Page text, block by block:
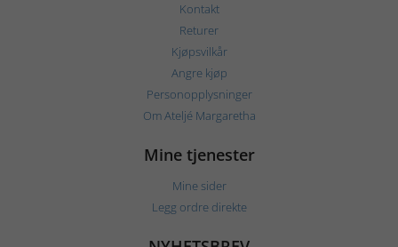
Kontakt
Returer
Kjøpsvilkår
Angre kjøp
Personopplysninger
Om Ateljé Margaretha
Mine tjenester
Mine sider
Legg ordre direkte